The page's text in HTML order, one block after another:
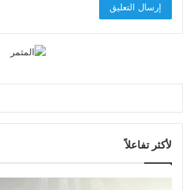
لأكثر تفاعلاً